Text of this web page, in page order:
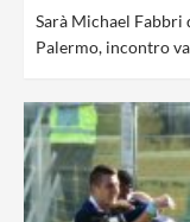
Sarà Michael Fabbri
Palermo, incontro